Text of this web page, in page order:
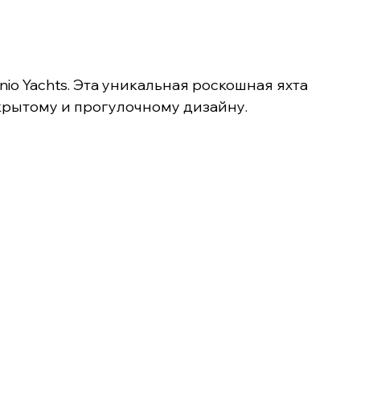
Yachts. Эта уникальная роскошная яхта
и прогулочному дизайну.